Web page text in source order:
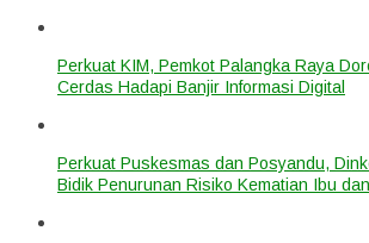
Perkuat KIM, Pemkot Palangka Raya
Cerdas Hadapi Banjir Informasi Digital
Perkuat Puskesmas dan Posyandu,
Bidik Penurunan Risiko Kematian Ibu